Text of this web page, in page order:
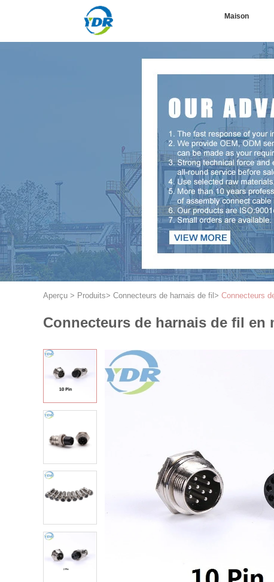
Maison
Aperçu > Produits> Connecteurs de harnais de fil > Connecteurs
Connecteurs de harnais de fil en